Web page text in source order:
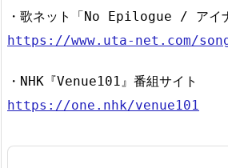
・歌ネット「No Epilogue / アイナ
https://www.uta-net.com/
・NHK『Venue101』番組サイト
https://one.nhk/venue101